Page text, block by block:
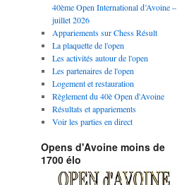
40ème Open International d’Avoine –
juillet 2026
Appariements sur Chess Résult
La plaquette de l'open
Les activités autour de l'open
Les partenaires de l'open
Logement et restauration
Règlement du 40è Open d'Avoine
Résultats et appariements
Voir les parties en direct
Opens d'Avoine moins de
1700 élo